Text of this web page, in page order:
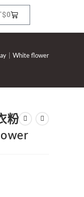
0
｜White flower
粉